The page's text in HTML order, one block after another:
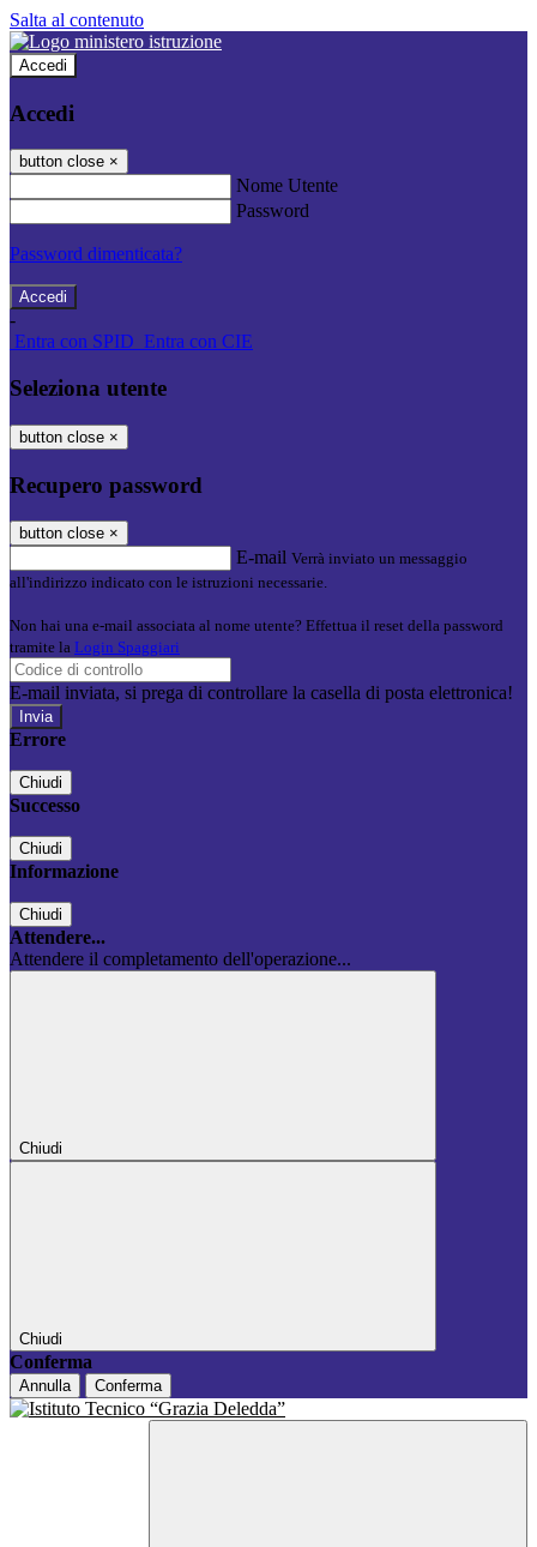
Salta al contenuto
Accedi
Accedi
button close ×
Nome Utente
Password
Password dimenticata?
-
Entra con SPID Entra con CIE
Seleziona utente
button close ×
Recupero password
button close ×
E-mail Verrà inviato un messaggio
all'indirizzo indicato con le istruzioni necessarie.
Non hai una e-mail associata al nome utente? Effettua il reset della password
tramite la Login Spaggiari
E-mail inviata, si prega di controllare la casella di posta elettronica!
Errore
Chiudi
Successo
Chiudi
Informazione
Chiudi
Attendere...
Attendere il completamento dell'operazione...
Chiudi
Chiudi
Conferma
Annulla Conferma